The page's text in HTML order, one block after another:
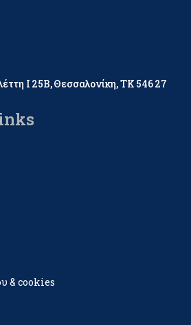
Ι 25Β, Θεσσαλονίκη, ΤΚ 546 27
& cookies